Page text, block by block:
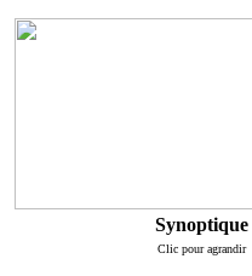
Synoptique
Clic pour agrandir